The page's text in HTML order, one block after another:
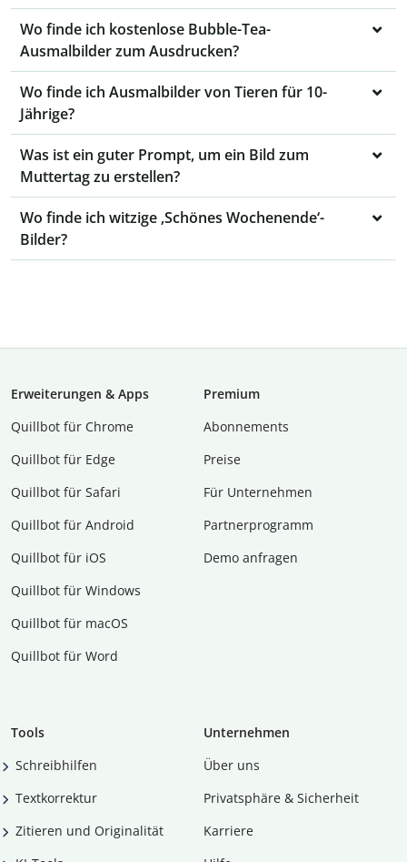
Wo finde ich kostenlose Bubble-Tea-
Ausmalbilder zum Ausdrucken?
Wo finde ich Ausmalbilder von Tieren für 10-
Jährige?
Was ist ein guter Prompt, um ein Bild zum
Muttertag zu erstellen?
Wo finde ich witzige ‚Schönes Wochenende‘-
Bilder?
Erweiterungen & Apps
Quillbot für Chrome
Quillbot für Edge
Quillbot für Safari
Quillbot für Android
Quillbot für iOS
Quillbot für Windows
Quillbot für macOS
Quillbot für Word
Premium
Abon­ne­ments
Preise
Für Unternehmen
Partnerprogramm
Demo anfragen
Tools
Schreibhilfen
Textkorrektur
Zitieren und Originalität
Unternehmen
Über uns
Privatsphäre & Sicherheit
Karriere